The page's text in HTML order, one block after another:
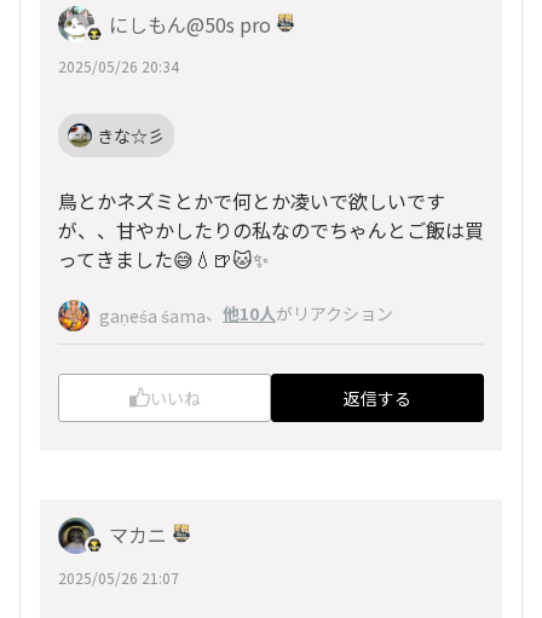
にしもん@50s pro
2025/05/26 20:34
きな☆彡
鳥とかネズミとかで何とか凌いで欲しいです
が、、甘やかしたりの私なのでちゃんとご飯は買
ってきました😅💧🍺🐱✨
gaṇeśa śama、 他10人がリアクション
いいね 返信する
マカニ
2025/05/26 21:07